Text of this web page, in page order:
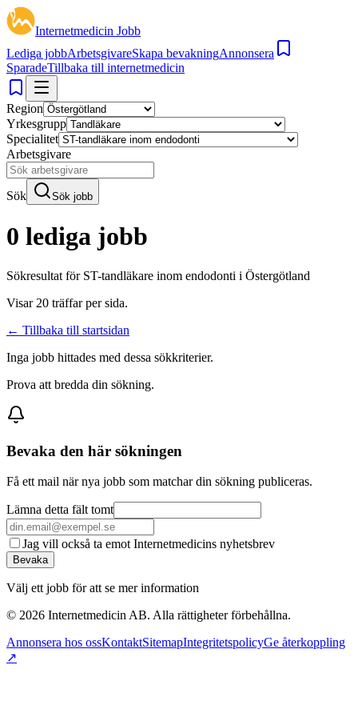
Internetmedicin Jobb
Lediga jobbArbetsgivareSkapa bevakningAnnonsera
SparadeTillbaka till internetmedicin
Region
Yrkesgrupp
Specialitet
Arbetsgivare
Sök Sök jobb
0 lediga jobb
Sökresultat för ST-tandläkare inom endodonti i Östergötland
Visar 20 träffar per sida.
← Tillbaka till startsidan
Inga jobb hittades med dessa sökkriterier.
Prova att bredda din sökning.
Bevaka den här sökningen
Få ett mail när nya jobb som matchar din sökning publiceras.
Lämna detta fält tomt
Jag vill också ta emot Internetmedicins nyhetsbrev
Bevaka
Välj ett jobb för att se mer information
© 2026 Internetmedicin AB. Alla rättigheter förbehållna.
Annonsera hos ossKontaktSitemapIntegritetspolicyGe återkoppling
↗